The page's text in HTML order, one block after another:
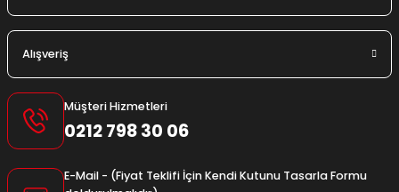
Alışveriş
Müşteri Hizmetleri
0212 798 30 06
E-Mail - (Fiyat Teklifi İçin Kendi Kutunu Tasarla Formu